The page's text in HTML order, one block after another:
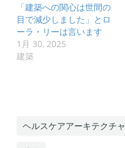
「建築への関心は世間の
目で減少しました」とロ
ーラ・リーは言います
1月 30, 2025
建築
ヘルスケアアーキテクチャ